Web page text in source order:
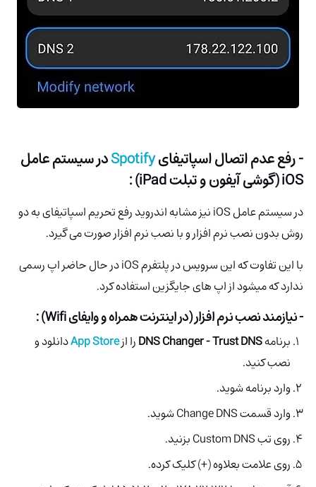
- رفع عدم اتصال اسپاتیفایSpotifyدر سیستم عامل
iOS (گوشی آیفون و تبلت iPad) :
در سیستم عامل iOS نیز مشابه اندروید رفع تحریم اسپاتیفای به دو
روش بدون نصب نرم افزار و با نصب نرم افزار صورت می گیرد.
با این تفاوت که این سرویس در پلتفرم iOS در حال حاضر اپ رسمی
ندارد که میشود از اپ های جایگزین استفاده کرد.
- نیازمند نصب نرم افزار (در اینترنت همراه و وایفای Wifi) :
برنامهDNS Changer - Trust DNSرا ازApp Storeدانلود و
نصب کنید.
وارد برنامه شوید.
وارد قسمت Change DNS شوید.
روی تب Custom DNS بزنید.
روی علامت بعلاوه (+) کلیک کرده.